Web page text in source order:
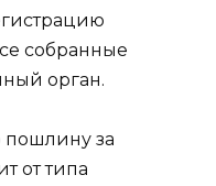
собранные
орган.
пошлину за
от типа